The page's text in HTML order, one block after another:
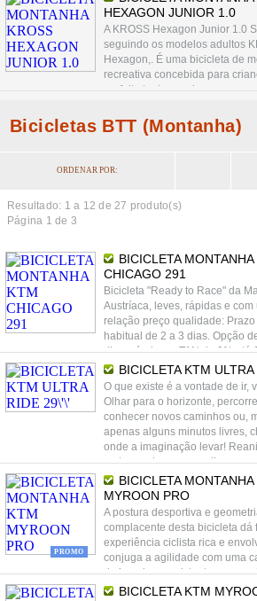
de amortecimento aliados às
dinâmicas da roda 27' e
sistema de amortecimento
PDS-2 (Pro Damping System).
HEXAGON JUNIOR 1.0
A KROSS Hexagon Junior 1.0
seguindo os modelos adultos
Hexagon,. É uma bicicleta de
recreativa concebida para
perfeita tanto em viagens para
semana fora da cidade. A Kross
Junior 1.0 apresenta soluções
pequeno adaptado à altura
Bicicletas BTT (Montanha)
ORDENAR POR:
Resultado: 1 a 12 de 27 produto(s)
Página 1 de 3
BICICLETA MONTANHA
CHICAGO 291
Bicicleta "Ready to Race" da
Austríaca, leves, rápidas e com
relação preço qualidade:
habitual de 2 a 3 dias. Opção
disponível com TAN de 0% até
meses. Contacte-nos.
BICICLETA KTM
O que existe é a vontade de ir,
Olhar para o horizonte,
conhecer novos caminhos ou,
apenas alguns minutos livres,
onde a imaginação levar!
curtos, os longos e os livres
uma bicicleta de montanha com
agilidade para grandes
relaxar ou simplesmente para
com uma postura
PROMO
BICICLETA MONTANHA
MYROON PRO
A postura desportiva e
complacente desta bicicleta dá
experiência ciclista rica e
conjuga a agilidade com uma
de impulso persistente e
BICICLETA KTM